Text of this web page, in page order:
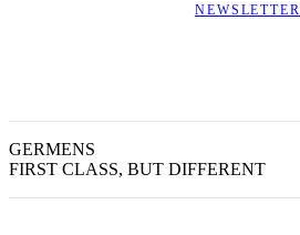
NEWSLETTER
GERMENS
FIRST CLASS, BUT DIFFERENT